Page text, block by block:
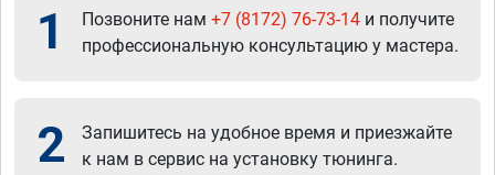
1 Позвоните нам +7 (8172) 76-73-14 и получите
профессиональную консультацию у мастера.
2
Запишитесь на удобное время и приезжайте
к нам в сервис на установку тюнинга.